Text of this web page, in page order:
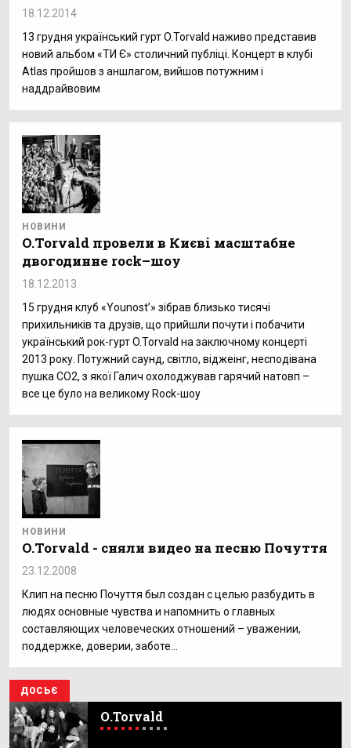
18.12.2014
13 грудня український гурт O.Torvald наживо представив
новий альбом «ТИ Є» столичний публіці. Концерт в клубі
Atlas пройшов з аншлагом, вийшов потужним і
наддрайвовим
НОВИНИ
O.Torvald провели в Києві масштабне
двогодинне rock–шоу
18.12.2013
15 грудня клуб «Younost’» зібрав близько тисячі
прихильників та друзів, що прийшли почути і побачити
український рок-гурт O.Torvald на заключному концерті
2013 року. Потужний саунд, світло, віджеінг, несподівана
пушка CO2, з якої Галич охолоджував гарячий натовп –
все це було на великому Rock-шоу
НОВИНИ
O.Torvald - сняли видео на песню Почуття
23.12.2008
Клип на песню Почуття был создан с целью разбудить в
людях основные чувства и напомнить о главных
составляющих человеческих отношений – уважении,
поддержке, доверии, заботе…
ДОСЬЄ
О.Torvald